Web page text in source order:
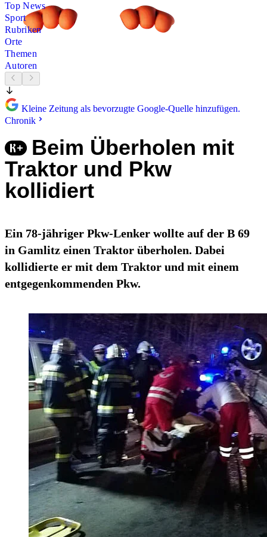
Top News
Sport
Rubriken
Orte
Themen
Autoren
Kleine Zeitung als bevorzugte Google-Quelle hinzufügen.
Chronik
Beim Überholen mit
Traktor und Pkw
kollidiert
Ein 78-jähriger Pkw-Lenker wollte auf der B 69
in Gamlitz einen Traktor überholen. Dabei
kollidierte er mit dem Traktor und mit einem
entgegenkommenden Pkw.